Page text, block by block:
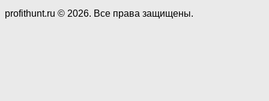
profithunt.ru © 2026. Все права защищены.